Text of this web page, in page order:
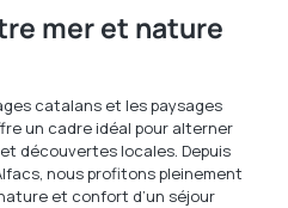
mer et nature
catalans et les paysages
un cadre idéal pour alterner
découvertes locales. Depuis
nous profitons pleinement
et confort d’un séjour